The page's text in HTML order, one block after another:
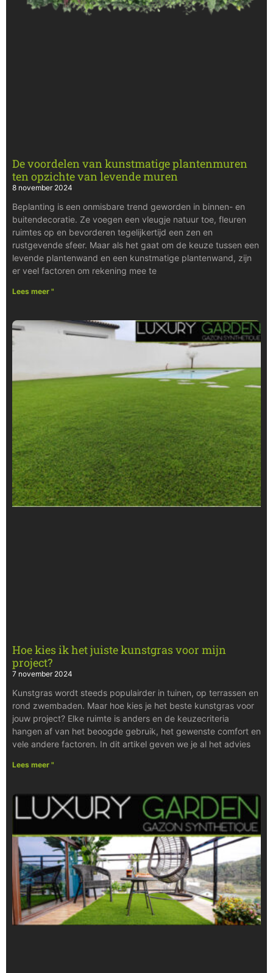
De voordelen van kunstmatige plantenmuren
ten opzichte van levende muren
8 november 2024
Beplanting is een onmisbare trend geworden in binnen- en
buitendecoratie. Ze voegen een vleugje natuur toe, fleuren
ruimtes op en bevorderen tegelijkertijd een zen en
rustgevende sfeer. Maar als het gaat om de keuze tussen een
levende plantenwand en een kunstmatige plantenwand, zijn
er veel factoren om rekening mee te
Lees meer "
Hoe kies ik het juiste kunstgras voor mijn
project?
7 november 2024
Kunstgras wordt steeds populairder in tuinen, op terrassen en
rond zwembaden. Maar hoe kies je het beste kunstgras voor
jouw project? Elke ruimte is anders en de keuzecriteria
hangen af van het beoogde gebruik, het gewenste comfort en
vele andere factoren. In dit artikel geven we je al het advies
Lees meer "